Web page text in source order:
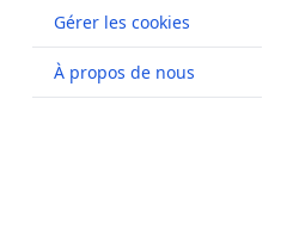
Gérer les cookies
À propos de nous